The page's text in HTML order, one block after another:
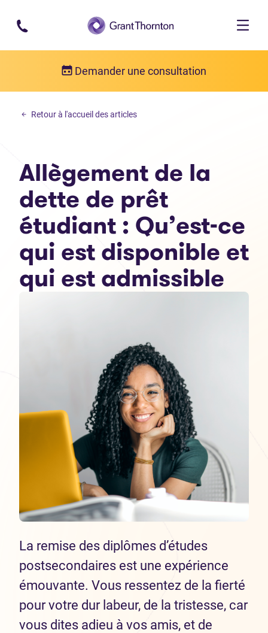
Passer au contenu principal
Demander une consultation
Dette personelle
Retour à l'accueil des articles
Allègement de la
dette de prêt
étudiant : Qu’est-ce
qui est disponible et
qui est admissible
La remise des diplômes d’études
postsecondaires est une expérience
émouvante. Vous ressentez de la fierté
pour votre dur labeur, de la tristesse, car
vous dites adieu à vos amis, et de